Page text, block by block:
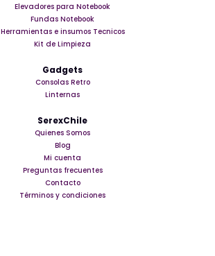
Elevadores para Notebook
Fundas Notebook
Herramientas e insumos Tecnicos
Kit de Limpieza
Gadgets
Consolas Retro
Linternas
SerexChile
Quienes Somos
Blog
Mi cuenta
Preguntas frecuentes
Contacto
Términos y condiciones